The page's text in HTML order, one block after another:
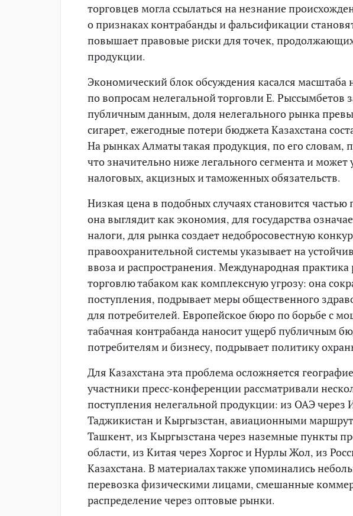
торговцев могла ссылаться на незнание
о признаках контрабанды и фальсификации
повышает правовые риски для точек,
продукции.
Экономический блок обсуждения касался масштаба
по вопросам нелегальной торговли Е. Рыссымбетов
публичным данным, доля нелегального рынка
сигарет, ежегодные потери бюджета Казахстана
На рынках Алматы такая продукция, по его словам,
что значительно ниже легального сегмента и может
налоговых, акцизных и таможенных обязательств.
Низкая цена в подобных случаях становится
она выглядит как экономия, для государства
налоги, для рынка создает недобросовестную
правоохранительной системы указывает на
ввоза и распространения. Международная
торговлю табаком как комплексную угрозу: она
поступления, подрывает меры общественного
для потребителей. Европейское бюро по борьбе с
табачная контрабанда наносит ущерб публичным
потребителям и бизнесу, подрывает политику
Для Казахстана эта проблема осложняется
участники пресс-конференции рассматривали
поступления нелегальной продукции: из ОАЭ через
Таджикистан и Кыргызстан, авиационными
Ташкент, из Кыргызстана через наземные пункты
области, из Китая через Хоргос и Нурлы Жол, из
Казахстана. В материалах также упоминались
перевозка физическими лицами, смешанные
распределение через оптовые рынки.